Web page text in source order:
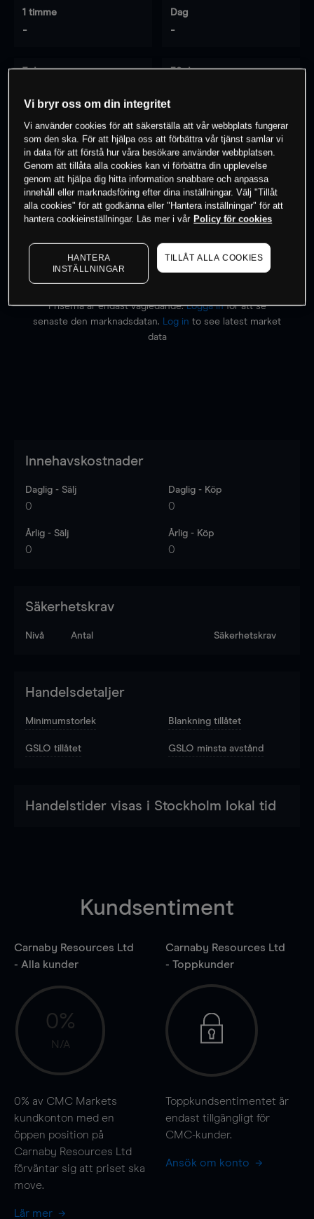
1 timme
-
Dag
-
7 dagar 30 dagar
0% av kunderna har en position i detta
instrument
Börja handla
Priserna är endast vägledande.Logga inför att se
senaste den marknadsdatan.
Log in to see latest market
data
Innehavskostnader
Daglig - Sälj
0
Daglig - Köp
0
Årlig - Sälj
0
Årlig - Köp
0
Säkerhetskrav
Nivå Antal Säkerhetskrav
Handelsdetaljer
Minimumstorlek Blankning tillåtet
GSLO tillåtet GSLO minsta avstånd
Handelstider visas i Stockholm lokal tid
Kundsentiment
Carnaby Resources Ltd
- Alla kunder
0%
N/A
0% av CMC Markets
kundkonton med en
öppen position på
Carnaby Resources Ltd
förväntar sig att priset ska
move.
Lär mer
Carnaby Resources Ltd
- Toppkunder
Toppkundsentimentet är
endast tillgängligt för
CMC-kunder.
Ansök om konto
Vi bryr oss om din integritet
Vi använder cookies för att säkerställa att vår webbplats fungerar
som den ska. För att hjälpa oss att förbättra vår tjänst samlar vi
in data för att förstå hur våra besökare använder webbplatsen.
Genom att tillåta alla cookies kan vi förbättra din upplevelse
genom att hjälpa dig hitta information snabbare och anpassa
innehåll eller marknadsföring efter dina inställningar. Välj "Tillåt
alla cookies" för att godkänna eller "Hantera inställningar" för att
hantera cookieinställningar. Läs mer i vår Policy för cookies
HANTERA
INSTÄLLNINGAR
TILLÅT ALLA COOKIES